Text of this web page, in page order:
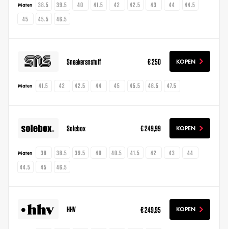
Maten 38.5 39.5 40 41.5 42 42.5 43 44
44.5
45
45.5 46.5
Sneakersnstuff € 250 KOPEN
Maten 41.5 42 42.5 44 45 45.5 46.5 47.5
Solebox € 249,99 KOPEN
Maten 38 38.5 39.5 40 40.5 41.5 42 43
44
44.5
45 46.5
HHV € 249,95 KOPEN